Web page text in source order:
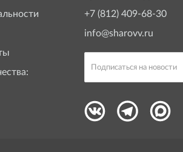
+7 (812) 409-68-30
info@sharovv.ru